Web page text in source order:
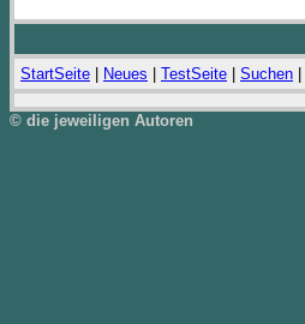
StartSeite Neues TestSeite Suchen
© die jeweiligen Autoren